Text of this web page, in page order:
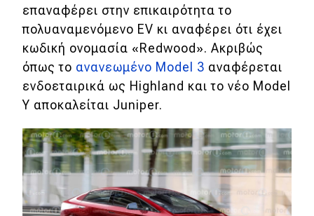
Formula 1
WRC
Motorsport
Νέα
Τεχνολογία
Mobility
επαναφέρει στην επικαιρότητα το
πολυαναμενόμενο EV κι αναφέρει ότι έχει
κωδική ονομασία «Redwood». Ακριβώς
όπως το ανανεωμένο Model 3 αναφέρεται
ενδοεταιρικά ως Highland και το νέο Model
Y αποκαλείται Juniper.